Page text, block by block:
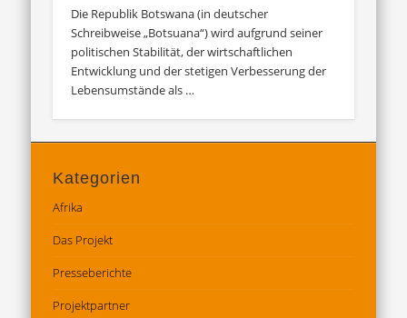
Die Republik Botswana (in deutscher
Schreibweise „Botsuana“) wird aufgrund seiner
politischen Stabilität, der wirtschaftlichen
Entwicklung und der stetigen Verbesserung der
Lebensumstände als …
Kategorien
Afrika
Das Projekt
Presseberichte
Projektpartner